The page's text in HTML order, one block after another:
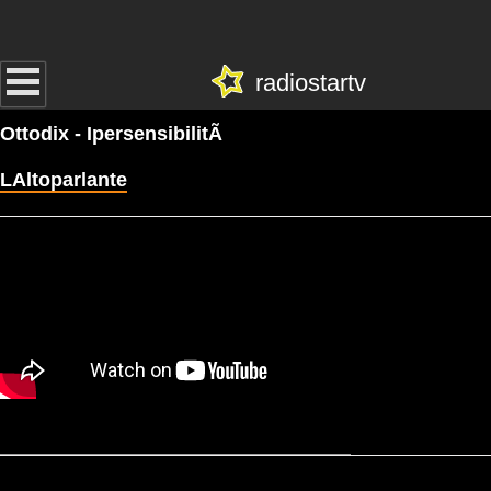
radiostartv
Ottodix - IpersensibilitÃ
LAltoparlante